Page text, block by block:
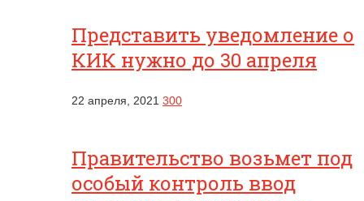
Представить уведомление о
КИК нужно до 30 апреля
22 апреля, 2021 300
Правительство возьмет под
особый контроль ввод